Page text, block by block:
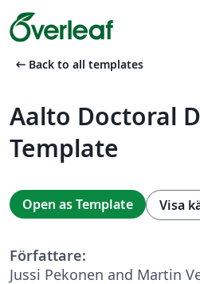
arrow_left_alt Back to all templates
Aalto Doctoral
Template
Open as Template Visa
Författare:
Jussi Pekonen and Martin